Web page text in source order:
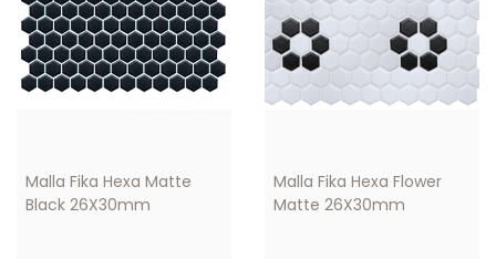
Malla Fika Hexa Matte
Black 26X30mm
Malla Fika Hexa Flower
Matte 26X30mm